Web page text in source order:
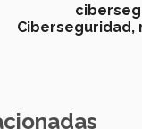
Ciberseguridad,